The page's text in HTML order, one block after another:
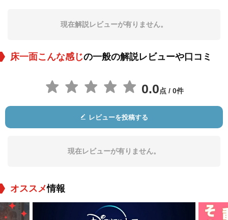
現在解説レビューが有りません。
床一面こんな感じの一般の解説レビューや口コミ
0.0点 / 0件
レビューを投稿する
現在レビューが有りません。
オススメ情報